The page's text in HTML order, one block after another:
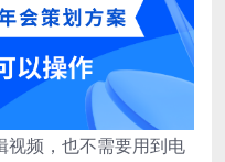
视频，也不需要用到电